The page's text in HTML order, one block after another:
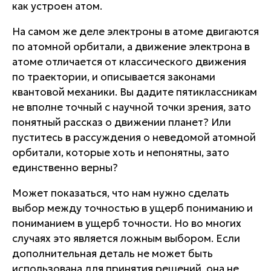
как устроен атом.
На самом же деле электроны в атоме двигаются
по атомной орбитали, а движение электрона в
атоме отличается от классического движения
по траектории, и описывается законами
квантовой механики. Вы дадите пятиклассникам
не вполне точный с научной точки зрения, зато
понятный рассказ о движении планет? Или
пуститесь в рассуждения о неведомой атомной
орбитали, которые хоть и непонятны, зато
единственно верны?
Может показаться, что нам нужно сделать
выбор между точностью в ущерб пониманию и
пониманием в ущерб точности. Но во многих
случаях это является ложным выбором. Если
дополнительная деталь не может быть